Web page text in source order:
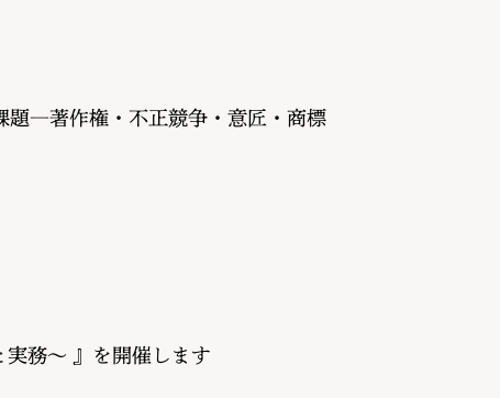
題―著作権・不正競争・意匠・商標
務〜 』を開催します